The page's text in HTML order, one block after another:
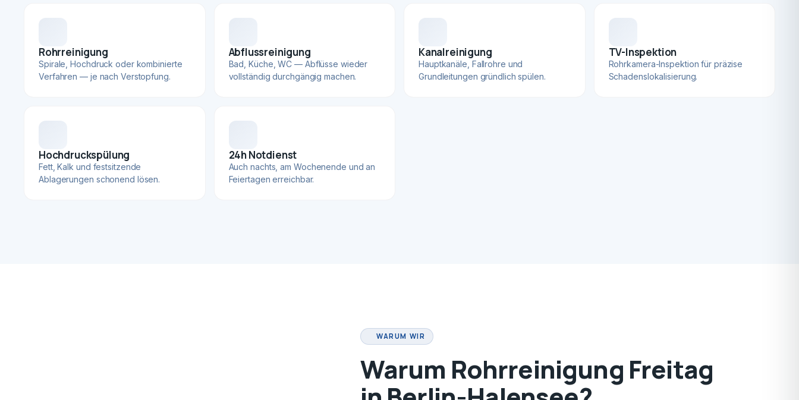
Rohrreinigung
Spirale, Hochdruck oder kombinierte
Verfahren — je nach Verstopfung.
Abflussreinigung
Bad, Küche, WC — Abflüsse wieder
vollständig durchgängig machen.
Kanalreinigung
Hauptkanäle, Fallrohre und
Grundleitungen gründlich spülen.
TV-Inspektion
Rohrkamera-Inspektion für präzise
Schadenslokalisierung.
Hochdruckspülung
Fett, Kalk und festsitzende
Ablagerungen schonend lösen.
24h Notdienst
Auch nachts, am Wochenende und an
Feiertagen erreichbar.
WARUM WIR
Warum Rohrreinigung Freitag